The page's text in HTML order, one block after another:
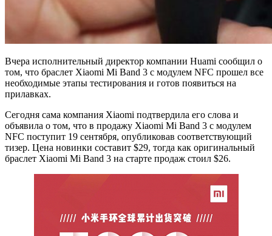
Вчера исполнительный директор компании Huami сообщил о
том, что браслет Xiaomi Mi Band 3 с модулем NFC прошел все
необходимые этапы тестирования и готов появиться на
прилавках.
Сегодня сама компания Xiaomi подтвердила его слова и
объявила о том, что в продажу Xiaomi Mi Band 3 с модулем
NFC поступит 19 сентября, опубликовав соответствующий
тизер. Цена новинки составит $29, тогда как оригинальный
браслет Xiaomi Mi Band 3 на старте продаж стоил $26.